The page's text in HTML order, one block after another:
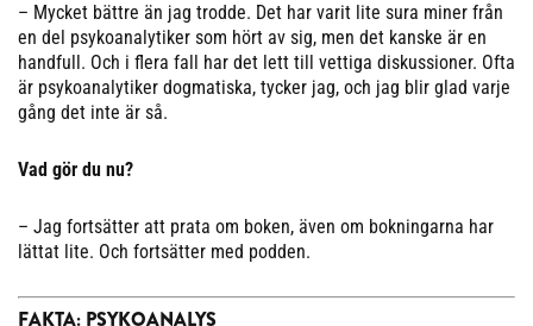
– Mycket bättre än jag trodde. Det har varit lite sura miner från
en del psykoanalytiker som hört av sig, men det kanske är en
handfull. Och i flera fall har det lett till vettiga diskussioner. Ofta
är psykoanalytiker dogmatiska, tycker jag, och jag blir glad varje
gång det inte är så.
Vad gör du nu?
– Jag fortsätter att prata om boken, även om bokningarna har
lättat lite. Och fortsätter med podden.
FAKTA: PSYKOANALYS